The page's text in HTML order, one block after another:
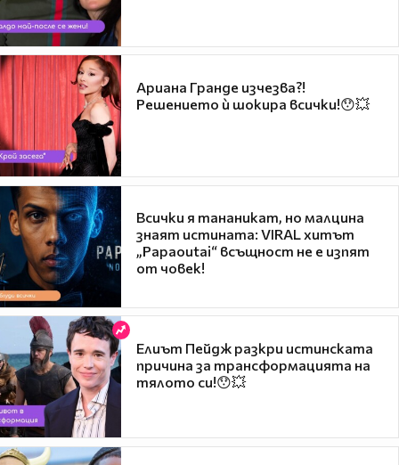
Ариана Гранде изчезва?!
Решението ѝ шокира всички!😯💥
Всички я тананикат, но малцина
знаят истината: VIRAL хитът
„Papaoutai“ всъщност не е изпят
от човек!
Елиът Пейдж разкри истинската
причина за трансформацията на
тялото си!😯💥